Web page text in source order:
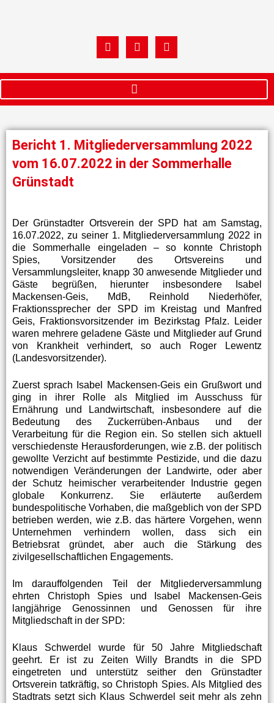
W
h
t
a
F
a
e
b
o
I
n
t
g
m
Bericht 1. Mitgliederversammlung 2022
vom 16.07.2022 in der Sommerhalle
Grünstadt
Der Grünstadter Ortsverein der SPD hat am Samstag,
16.07.2022, zu seiner 1. Mitgliederversammlung 2022 in
die Sommerhalle eingeladen – so konnte Christoph
Spies, Vorsitzender des Ortsvereins und
Versammlungsleiter, knapp 30 anwesende Mitglieder und
Gäste begrüßen, hierunter insbesondere Isabel
Mackensen-Geis, MdB, Reinhold Niederhöfer,
Fraktionssprecher der SPD im Kreistag und Manfred
Geis, Fraktionsvorsitzender im Bezirkstag Pfalz. Leider
waren mehrere geladene Gäste und Mitglieder auf Grund
von Krankheit verhindert, so auch Roger Lewentz
(Landesvorsitzender).
Zuerst sprach Isabel Mackensen-Geis ein Grußwort und
ging in ihrer Rolle als Mitglied im Ausschuss für
Ernährung und Landwirtschaft, insbesondere auf die
Bedeutung des Zuckerrüben-Anbaus und der
Verarbeitung für die Region ein. So stellen sich aktuell
verschiedenste Herausforderungen, wie z.B. der politisch
gewollte Verzicht auf bestimmte Pestizide, und die dazu
notwendigen Veränderungen der Landwirte, oder aber
der Schutz heimischer verarbeitender Industrie gegen
globale Konkurrenz. Sie erläuterte außerdem
bundespolitische Vorhaben, die maßgeblich von der SPD
betrieben werden, wie z.B. das härtere Vorgehen, wenn
Unternehmen verhindern wollen, dass sich ein
Betriebsrat gründet, aber auch die Stärkung des
zivilgesellschaftlichen Engagements.
Im darauffolgenden Teil der Mitgliederversammlung
ehrten Christoph Spies und Isabel Mackensen-Geis
langjährige Genossinnen und Genossen für ihre
Mitgliedschaft in der SPD:
Klaus Schwerdel wurde für 50 Jahre Mitgliedschaft
geehrt. Er ist zu Zeiten Willy Brandts in die SPD
eingetreten und unterstütz seither den Grünstadter
Ortsverein tatkräftig, so Christoph Spies. Als Mitglied des
Stadtrats setzt sich Klaus Schwerdel seit mehr als zehn